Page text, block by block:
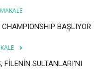
BAŞLIYOR
FİLENİN SULTANLARI'NI